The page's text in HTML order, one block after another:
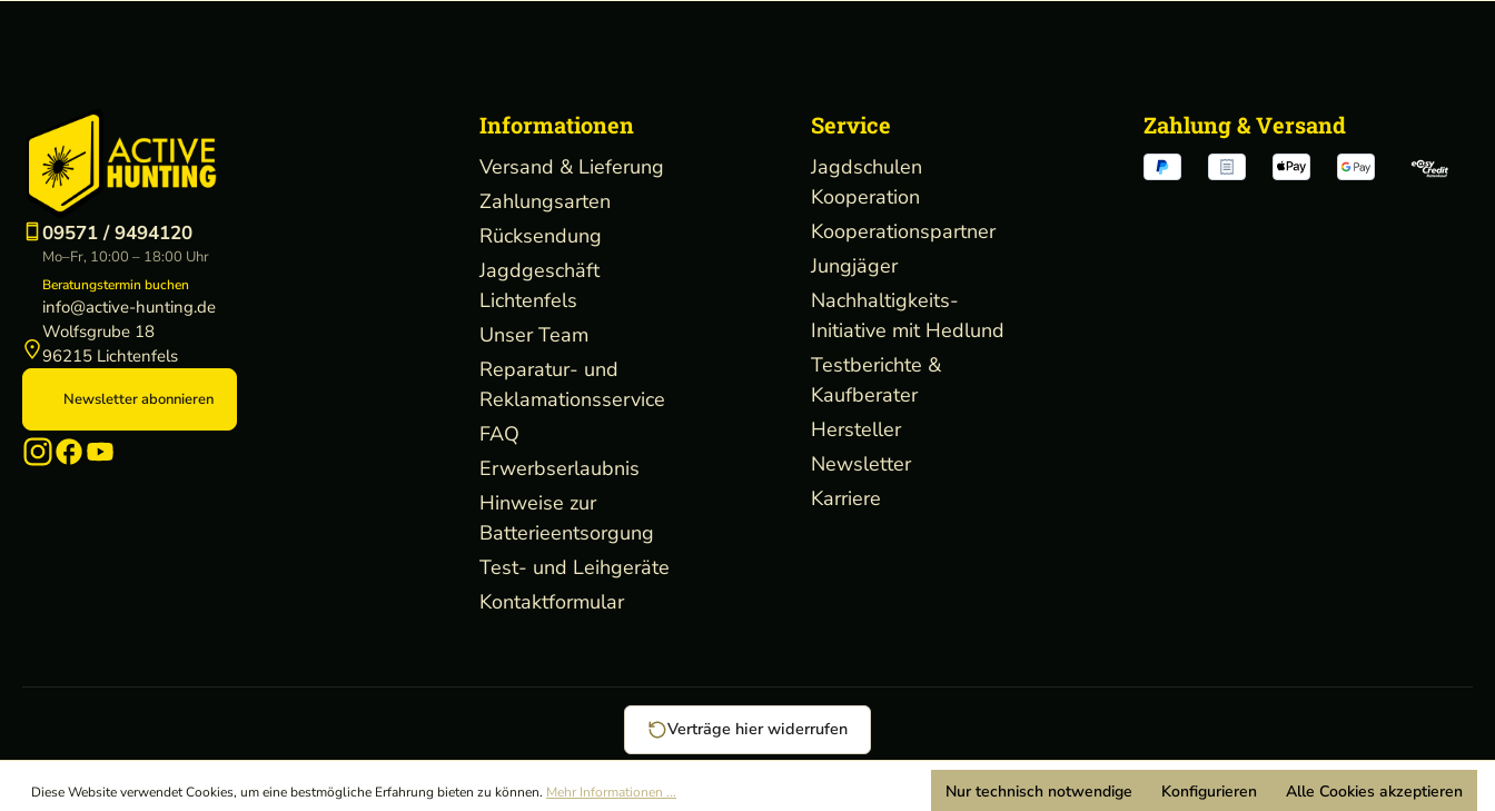
09571 / 9494120
Mo–Fr, 10:00 – 18:00 Uhr
Beratungstermin buchen
info@active-hunting.de
Wolfsgrube 18
96215 Lichtenfels
Newsletter abonnieren
Informationen
Versand & Lieferung
Zahlungsarten
Rücksendung
Jagdgeschäft
Lichtenfels
Unser Team
Reparatur- und
Reklamationsservice
FAQ
Erwerbserlaubnis
Hinweise zur
Batterieentsorgung
Test- und Leihgeräte
Kontaktformular
Service
Jagdschulen
Kooperation
Kooperationspartner
Jungjäger
Nachhaltigkeits-
Initiative mit Hedlund
Testberichte &
Kaufberater
Hersteller
Newsletter
Karriere
Zahlung & Versand
Verträge hier widerrufen
Diese Website verwendet Cookies, um eine bestmögliche Erfahrung bieten zu können. Mehr Informationen ... Nur technisch notwendige Konfigurieren Alle Cookies akzeptieren